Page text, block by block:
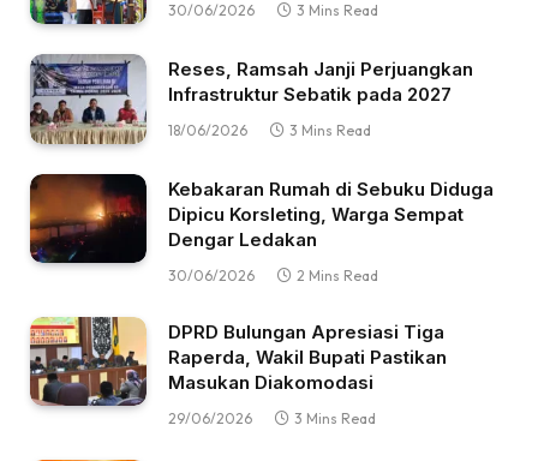
30/06/2026 3 Mins Read
Reses, Ramsah Janji Perjuangkan
Infrastruktur Sebatik pada 2027
18/06/2026 3 Mins Read
Kebakaran Rumah di Sebuku Diduga
Dipicu Korsleting, Warga Sempat
Dengar Ledakan
30/06/2026 2 Mins Read
DPRD Bulungan Apresiasi Tiga
Raperda, Wakil Bupati Pastikan
Masukan Diakomodasi
29/06/2026 3 Mins Read